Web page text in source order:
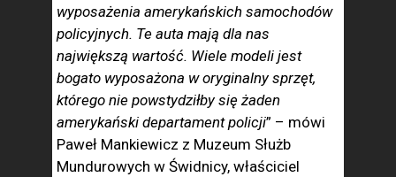
wyposażenia amerykańskich samochodów
policyjnych. Te auta mają dla nas
największą wartość. Wiele modeli jest
bogato wyposażona w oryginalny sprzęt,
którego nie powstydziłby się żaden
amerykański departament policji” – mówi
Paweł Mankiewicz z Muzeum Służb
Mundurowych w Świdnicy, właściciel